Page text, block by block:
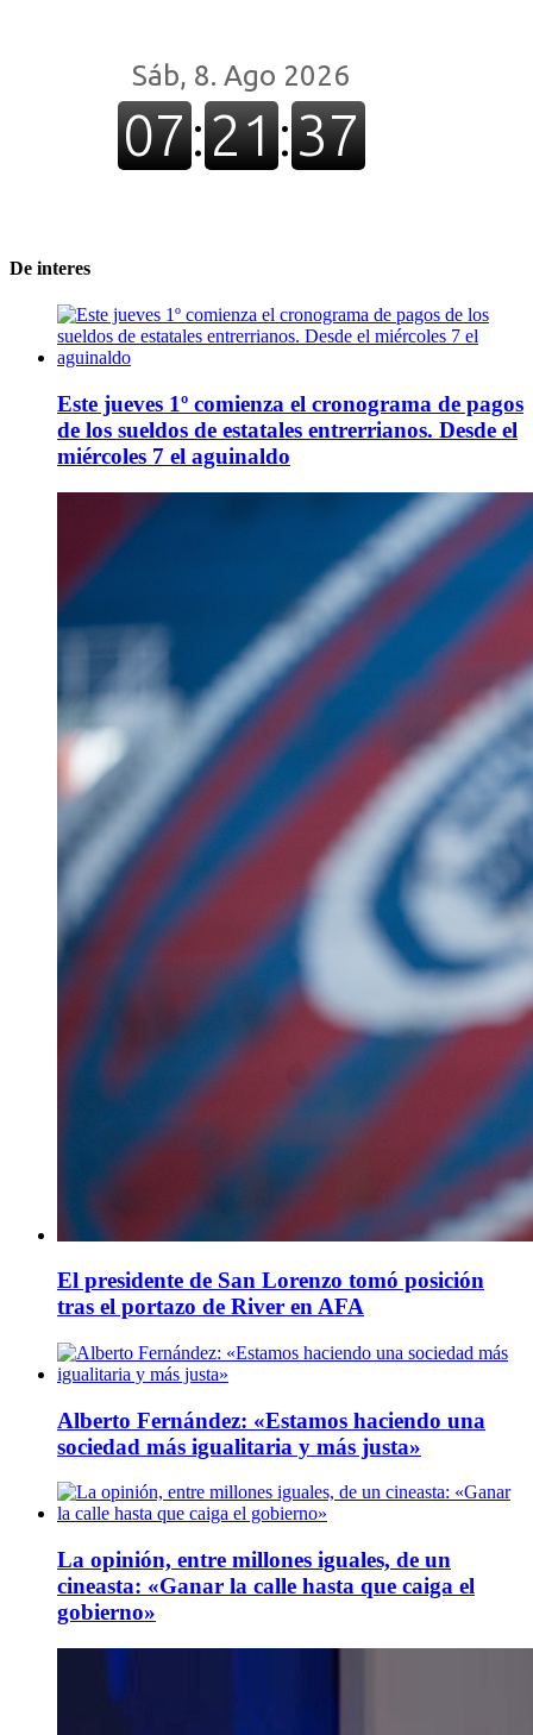
De interes
Este jueves 1º comienza el cronograma de pagos
de los sueldos de estatales entrerrianos. Desde el
miércoles 7 el aguinaldo
El presidente de San Lorenzo tomó posición
tras el portazo de River en AFA
Alberto Fernández: «Estamos haciendo una
sociedad más igualitaria y más justa»​
La opinión, entre millones iguales, de un
cineasta: «Ganar la calle hasta que caiga el
gobierno»